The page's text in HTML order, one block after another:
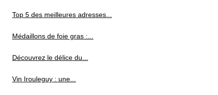
Top 5 des meilleures adresses...
Médaillons de foie gras :...
Découvrez le délice du...
Vin Irouleguy : une...